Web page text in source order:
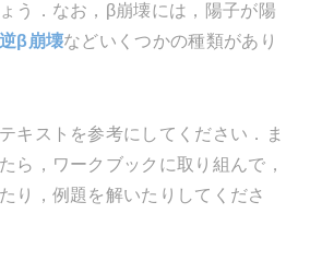
う．なお，β崩壊には，陽子が陽
逆β崩壊などいくつかの種類があり
キストを参考にしてください．ま
ら，ワークブックに取り組んで，
り，例題を解いたりしてくださ